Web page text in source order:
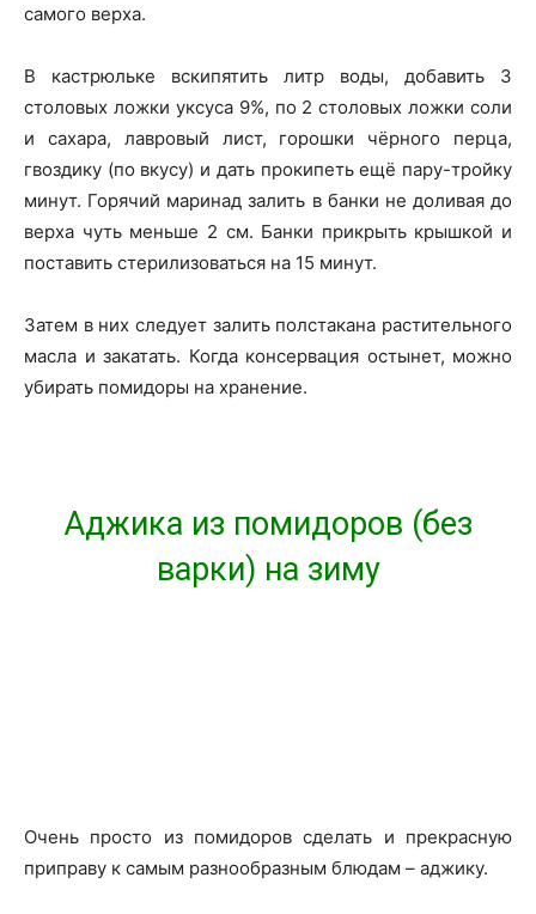
самого верха.
В кастрюльке вскипятить литр воды, добавить 3
столовых ложки уксуса 9%, по 2 столовых ложки соли
и сахара, лавровый лист, горошки чёрного перца,
гвоздику (по вкусу) и дать прокипеть ещё пару-тройку
минут. Горячий маринад залить в банки не доливая до
верха чуть меньше 2 см. Банки прикрыть крышкой и
поставить стерилизоваться на 15 минут.
Затем в них следует залить полстакана растительного
масла и закатать. Когда консервация остынет, можно
убирать помидоры на хранение.
Аджика из помидоров (без
варки) на зиму
Очень просто из помидоров сделать и прекрасную
приправу к самым разнообразным блюдам – аджику.